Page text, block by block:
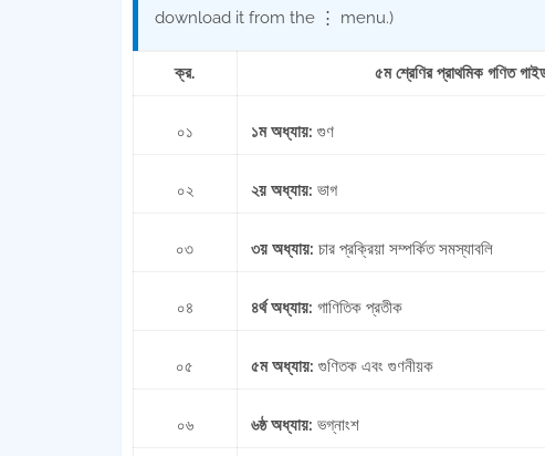
download it from the ⋮ menu.)
ক্র. ৫ম শ্রেণির প্রাথমিক গণিত
০১ ১ম অধ্যায়: গুণ
০২ ২য় অধ্যায়: ভাগ
০৩ ৩য় অধ্যায়: চার প্রক্রিয়া সম্পর্কিত সমস্যাবলি
০৪ ৪র্থ অধ্যায়: গাণিতিক প্রতীক
০৫ ৫ম অধ্যায়: গুণিতক এবং গুণনীয়ক
০৬ ৬ষ্ঠ অধ্যায়: ভগ্নাংশ